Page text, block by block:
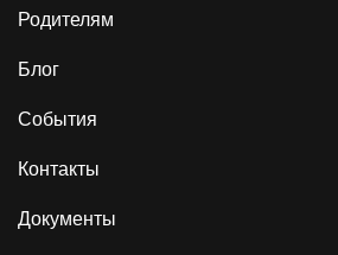
Родителям
Блог
События
Контакты
Документы